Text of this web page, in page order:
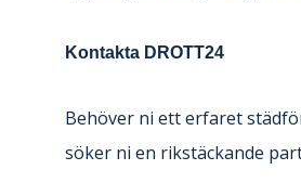
Kontakta DROTT24
Behöver ni ett erfaret
söker ni en rikstäckande